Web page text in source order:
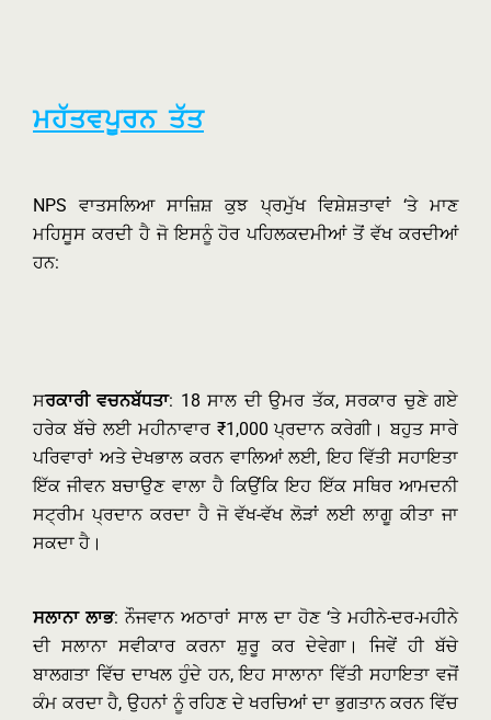
ਮਹੱਤਵਪੂਰਨ ਤੱਤ
NPS ਵਾਤਸਲਿਆ ਸਾਜ਼ਿਸ਼ ਕੁਝ ਪ੍ਰਮੁੱਖ ਵਿਸ਼ੇਸ਼ਤਾਵਾਂ ‘ਤੇ ਮਾਣ
ਮਹਿਸੂਸ ਕਰਦੀ ਹੈ ਜੋ ਇਸਨੂੰ ਹੋਰ ਪਹਿਲਕਦਮੀਆਂ ਤੋਂ ਵੱਖ ਕਰਦੀਆਂ
ਹਨ:
ਸਰਕਾਰੀ ਵਚਨਬੱਧਤਾ: 18 ਸਾਲ ਦੀ ਉਮਰ ਤੱਕ, ਸਰਕਾਰ ਚੁਣੇ ਗਏ
ਹਰੇਕ ਬੱਚੇ ਲਈ ਮਹੀਨਾਵਾਰ ₹1,000 ਪ੍ਰਦਾਨ ਕਰੇਗੀ। ਬਹੁਤ ਸਾਰੇ
ਪਰਿਵਾਰਾਂ ਅਤੇ ਦੇਖਭਾਲ ਕਰਨ ਵਾਲਿਆਂ ਲਈ, ਇਹ ਵਿੱਤੀ ਸਹਾਇਤਾ
ਇੱਕ ਜੀਵਨ ਬਚਾਉਣ ਵਾਲਾ ਹੈ ਕਿਉਂਕਿ ਇਹ ਇੱਕ ਸਥਿਰ ਆਮਦਨੀ
ਸਟ੍ਰੀਮ ਪ੍ਰਦਾਨ ਕਰਦਾ ਹੈ ਜੋ ਵੱਖ-ਵੱਖ ਲੋੜਾਂ ਲਈ ਲਾਗੂ ਕੀਤਾ ਜਾ
ਸਕਦਾ ਹੈ।
ਸਲਾਨਾ ਲਾਭ: ਨੌਜਵਾਨ ਅਠਾਰਾਂ ਸਾਲ ਦਾ ਹੋਣ ‘ਤੇ ਮਹੀਨੇ-ਦਰ-ਮਹੀਨੇ
ਦੀ ਸਲਾਨਾ ਸਵੀਕਾਰ ਕਰਨਾ ਸ਼ੁਰੂ ਕਰ ਦੇਵੇਗਾ। ਜਿਵੇਂ ਹੀ ਬੱਚੇ
ਬਾਲਗਤਾ ਵਿੱਚ ਦਾਖਲ ਹੁੰਦੇ ਹਨ, ਇਹ ਸਾਲਾਨਾ ਵਿੱਤੀ ਸਹਾਇਤਾ ਵਜੋਂ
ਕੰਮ ਕਰਦਾ ਹੈ, ਉਹਨਾਂ ਨੂੰ ਰਹਿਣ ਦੇ ਖਰਚਿਆਂ ਦਾ ਭੁਗਤਾਨ ਕਰਨ ਵਿੱਚ